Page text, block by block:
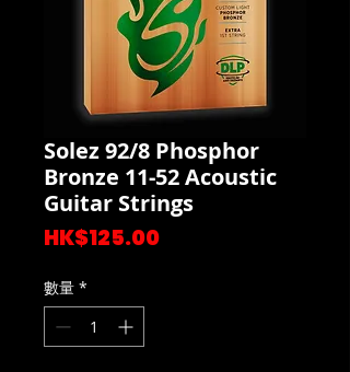
Solez 92/8 Phosphor
Bronze 11-52 Acoustic
Guitar Strings
HK$125.00價
數量 *